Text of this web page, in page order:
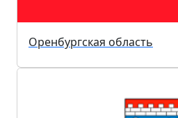
Оренбургская область